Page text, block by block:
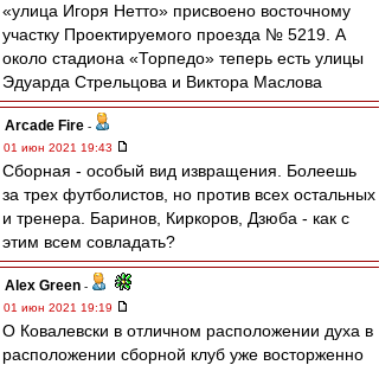
«улица Игоря Нетто» присвоено восточному
участку Проектируемого проезда № 5219. А
около стадиона «Торпедо» теперь есть улицы
Эдуарда Стрельцова и Виктора Маслова
Arcade Fire -
01 июн 2021 19:43
Сборная - особый вид извращения. Болеешь
за трех футболистов, но против всех остальных
и тренера. Баринов, Киркоров, Дзюба - как с
этим всем совладать?
Alex Green -
01 июн 2021 19:19
О Ковалевски в отличном расположении духа в
расположении сборной клуб уже восторженно